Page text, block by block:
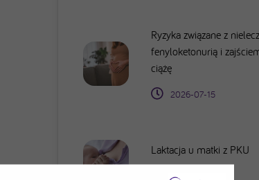
Ryzyka związane z
fenyloketonurią i
ciążę
2026-07-15
Laktacja u matki z PKU
2026-07-15